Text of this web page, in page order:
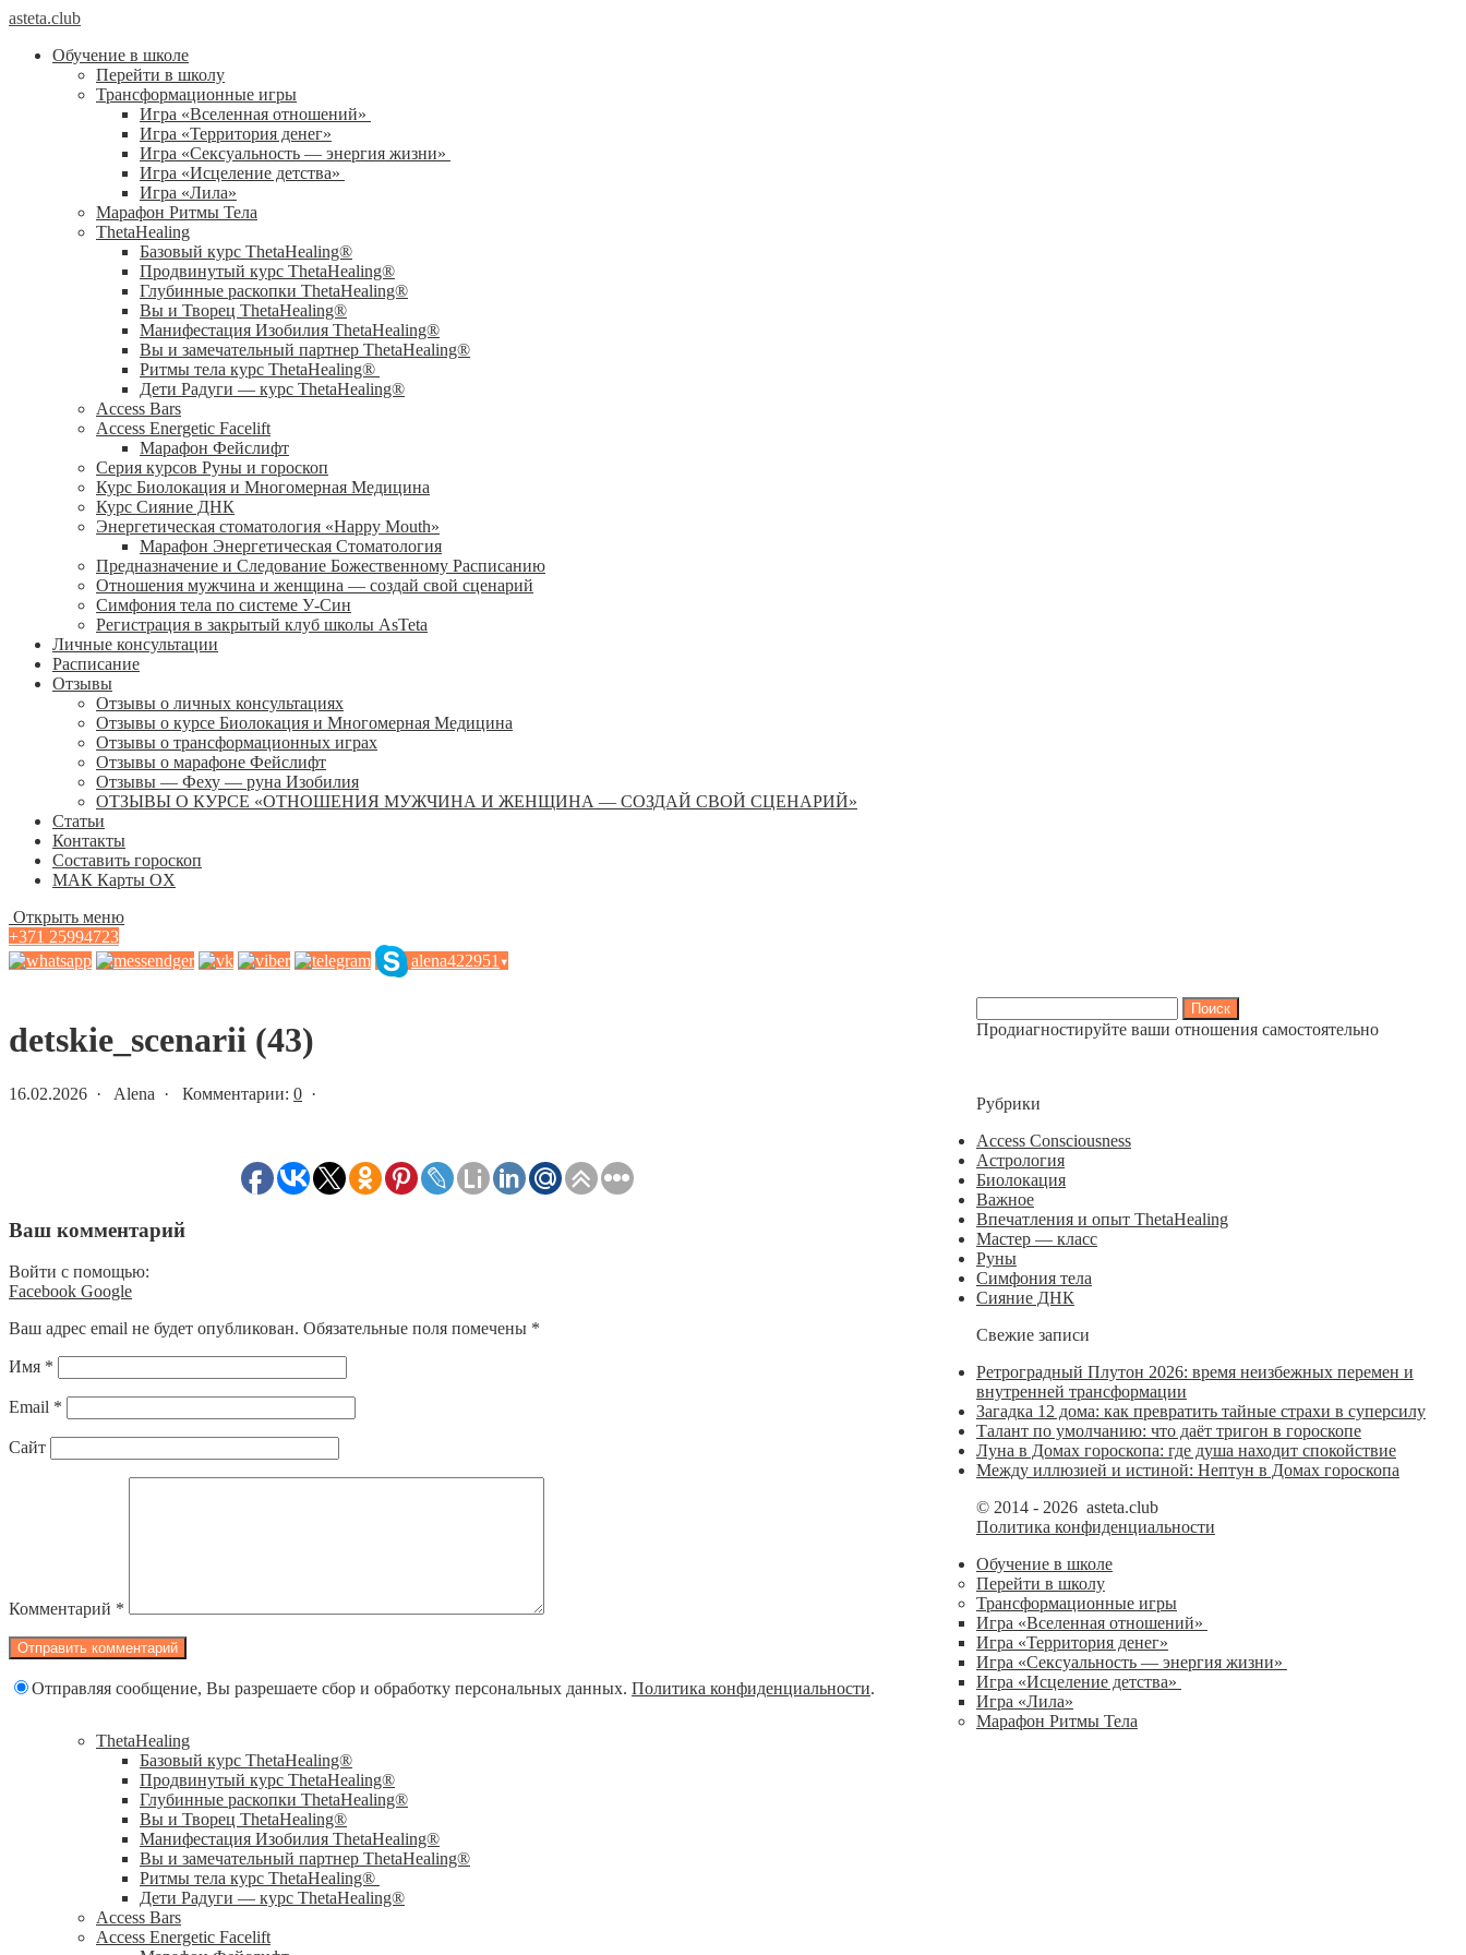
asteta.club
Обучение в школе
Перейти в школу
Трансформационные игры
Игра «Вселенная отношений»
Игра «Территория денег»
Игра «Сексуальность — энергия жизни»
Игра «Исцеление детства»
Игра «Лила»
Марафон Ритмы Тела
ThetaHealing
Базовый курс ThetaHealing®
Продвинутый курс ThetaHealing®
Глубинные раскопки ThetaHealing®
Вы и Творец ThetaHealing®
Манифестация Изобилия ThetaHealing®
Вы и замечательный партнер ThetaHealing®
Ритмы тела курс ThetaHealing®
Дети Радуги — курс ThetaHealing®
Access Bars
Access Energetic Facelift
Марафон Фейслифт
Серия курсов Руны и гороскоп
Курс Биолокация и Многомерная Медицина
Курс Сияние ДНК
Энергетическая стоматология «Happy Mouth»
Марафон Энергетическая Cтоматология
Предназначение и Следование Божественному Расписанию
Отношения мужчина и женщина — создай свой сценарий
Симфония тела по системе У-Син
Регистрация в закрытый клуб школы AsTeta
Личные консультации
Расписание
Отзывы
Отзывы о личных консультациях
Отзывы о курсе Биолокация и Многомерная Медицина
Отзывы о трансформационных играх
Отзывы о марафоне Фейслифт
Отзывы — Феху — руна Изобилия
ОТЗЫВЫ О КУРСЕ «ОТНОШЕНИЯ МУЖЧИНА И ЖЕНЩИНА — СОЗДАЙ СВОЙ СЦЕНАРИЙ»
Статьи
Контакты
Составить гороскоп
МАК Карты OХ
Открыть меню
+371 25994723
alena422951 ▾
detskie_scenarii (43)
16.02.2026 · Alena · Комментарии: 0 ·
Ваш комментарий
Войти с помощью:
Facebook Google
Ваш адрес email не будет опубликован. Обязательные поля помечены *
Имя *
Email *
Сайт
Комментарий *
Отправляя сообщение, Вы разрешаете сбор и обработку персональных данных. Политика конфиденциальности.
Продиагностируйте ваши отношения самостоятельно
Рубрики
Access Consciousness
Астрология
Биолокация
Важное
Впечатления и опыт ThetaHealing
Мастер — класс
Руны
Симфония тела
Сияние ДНК
Свежие записи
Ретроградный Плутон 2026: время неизбежных перемен и
внутренней трансформации
Загадка 12 дома: как превратить тайные страхи в суперсилу
Талант по умолчанию: что даёт тригон в гороскопе
Луна в Домах гороскопа: где душа находит спокойствие
Между иллюзией и истиной: Нептун в Домах гороскопа
© 2014 - 2026 asteta.club
Политика конфиденциальности
Обучение в школе
Перейти в школу
Трансформационные игры
Игра «Вселенная отношений»
Игра «Территория денег»
Игра «Сексуальность — энергия жизни»
Игра «Исцеление детства»
Игра «Лила»
Марафон Ритмы Тела
ThetaHealing
Базовый курс ThetaHealing®
Продвинутый курс ThetaHealing®
Глубинные раскопки ThetaHealing®
Вы и Творец ThetaHealing®
Манифестация Изобилия ThetaHealing®
Вы и замечательный партнер ThetaHealing®
Ритмы тела курс ThetaHealing®
Дети Радуги — курс ThetaHealing®
Access Bars
Access Energetic Facelift